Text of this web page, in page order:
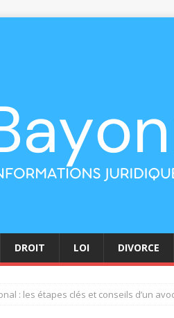
DROIT LOI DIVORCE
: les étapes clés et conseils d’un